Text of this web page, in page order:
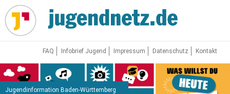
Direkt
zum
Inhalt
FAQ Infobrief Jugend Impressum Datenschutz Kontakt
Jugendinformation Baden-Württemberg